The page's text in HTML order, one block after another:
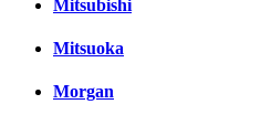
Mitsubishi
Mitsuoka
Morgan